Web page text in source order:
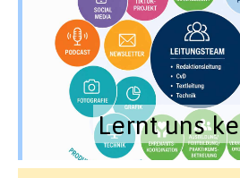
Lernt uns